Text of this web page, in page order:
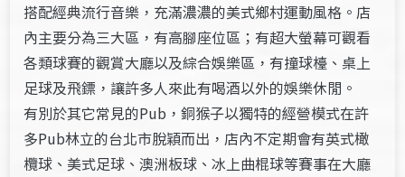
搭配經典流行音樂，充滿濃濃的美式鄉村運動風格。店
內主要分為三大區，有高腳座位區；有超大螢幕可觀看
各類球賽的觀賞大廳以及綜合娛樂區，有撞球檯、桌上
足球及飛鏢，讓許多人來此有喝酒以外的娛樂休閒。
有別於其它常見的Pub，銅猴子以獨特的經營模式在許
多Pub林立的台北市脫穎而出，店內不定期會有英式橄
欖球、美式足球、澳洲板球、冰上曲棍球等賽事在大廳